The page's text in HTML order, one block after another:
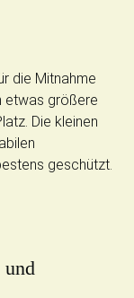
die Mitnahme
etwas größere
Die kleinen
geschützt.